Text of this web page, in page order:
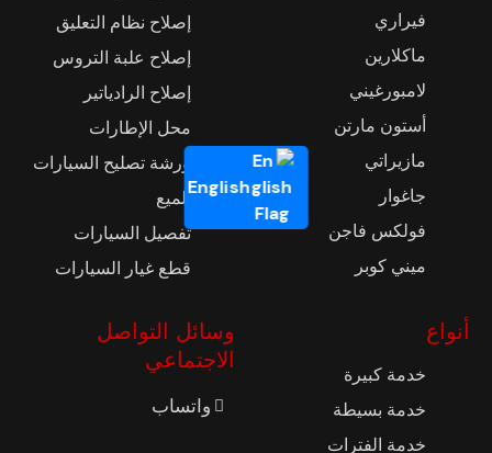
English
فيراري
ماكلارين
لامبورغيني
أستون مارتن
مازيراتي
جاغوار
فولكس فاجن
ميني كوبر
إصلاح نظام التعليق
إصلاح علبة التروس
إصلاح الرادياتير
محل الإطارات
ورشة تصليح السيارات
تلميع
تفصيل السيارات
قطع غيار السيارات
أنواع
خدمة كبيرة
خدمة بسيطة
خدمة الفترات
وسائل التواصل
الاجتماعي
واتساب